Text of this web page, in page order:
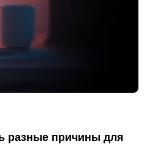
разные причины для